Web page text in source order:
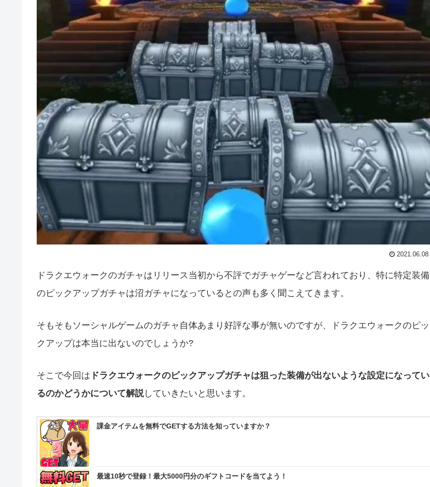
2021.06.08
ドラクエウォークのガチャはリリース当初から不評でガチャゲーなど言われており、特に特定装備
のピックアップガチャは沼ガチャになっているとの声も多く聞こえてきます。
そもそもソーシャルゲームのガチャ自体あまり好評な事が無いのですが、ドラクエウォークのピッ
クアップは本当に出ないのでしょうか?
そこで今回は ドラクエウォークのピックアップガチャは狙った装備が出ないような設定になってい
るのかどうかについて解説していきたいと思います。
課金アイテムを無料でGETする方法を知っていますか？
最速10秒で登録！最大5000円分のギフトコードを当てよう！